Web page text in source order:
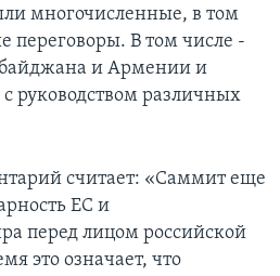
многочисленные, в том
переговоры. В том числе -
и Армении и
руководством различных
считает: «Саммит еще
ЕС и
перед лицом российской
это означает, что